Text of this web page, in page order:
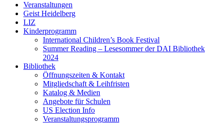
Veranstaltungen
Geist Heidelberg
LIZ
Kinderprogramm
International Children’s Book Festival
Summer Reading – Lesesommer der DAI Bibliothek
2024
Bibliothek
Öffnungszeiten & Kontakt
Mitgliedschaft & Leihfristen
Katalog & Medien
Angebote für Schulen
US Election Info
Veranstaltungsprogramm